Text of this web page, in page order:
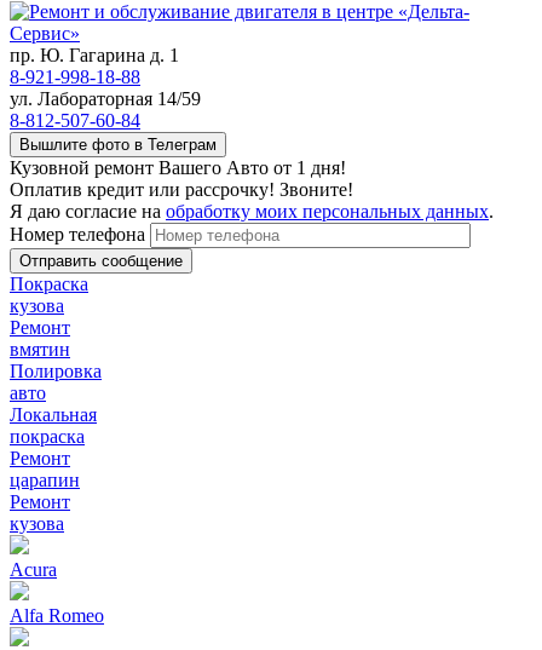
пр. Ю. Гагарина д. 1
8-921-998-18-88
ул. Лабораторная 14/59
8-812-507-60-84
Вышлите фото в Телеграм
Кузовной ремонт Вашего Авто от 1 дня!
Оплатив кредит или рассрочку! Звоните!
Я даю согласие на обработку моих персональных данных.
Номер телефона
Покраска
кузова
Ремонт
вмятин
Полировка
авто
Локальная
покраска
Ремонт
царапин
Ремонт
кузова
Acura
Alfa Romeo